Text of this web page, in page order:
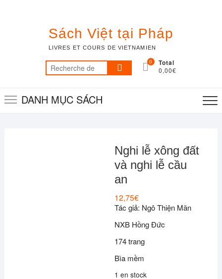
Sách Việt tại Pháp
LIVRES ET COURS DE VIETNAMIEN
Recherche
pour :
0 Total
0,00€
DANH MỤC SÁCH
Nghi lễ xông đất
và nghi lễ cầu
an
12,75€
Tác giả: Ngô Thiện Mãn
NXB Hồng Đức
174 trang
Bìa mềm
1 en stock